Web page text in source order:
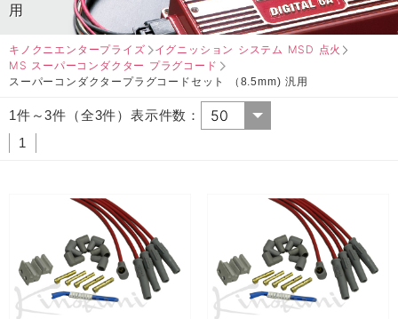
用
キノクニエンタープライズ
イグニッション システム MSD 点火
MS スーパーコンダクター プラグコード
スーパーコンダクタープラグコードセット （8.5mm) 汎用
1件～3件（全3件）表示件数：
1